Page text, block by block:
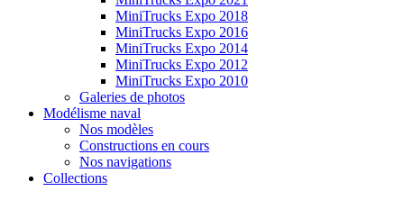
MiniTrucks Expo 2018
MiniTrucks Expo 2016
MiniTrucks Expo 2014
MiniTrucks Expo 2012
MiniTrucks Expo 2010
Galeries de photos
Modélisme naval
Nos modèles
Constructions en cours
Nos navigations
Collections